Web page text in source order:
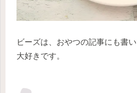
ビーズは、おやつの記事にも書
大好きです。